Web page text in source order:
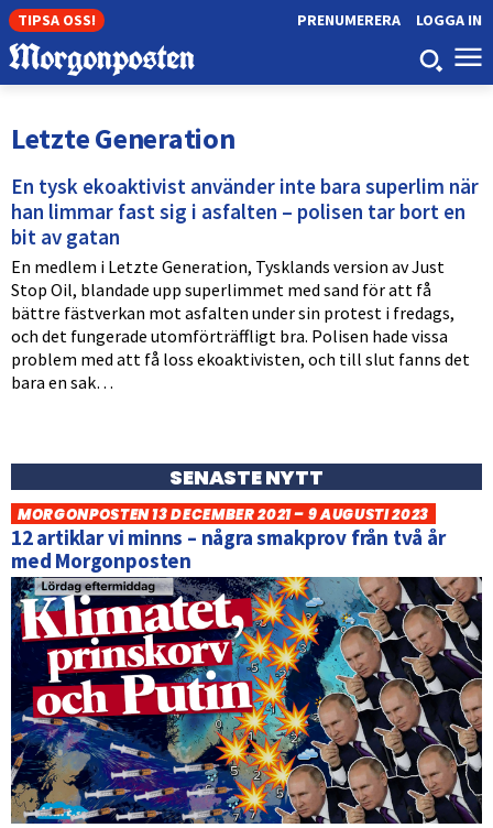
TIPSA OSS! LOGGA IN
PRENUMERERA
Letzte Generation
En tysk ekoaktivist använder inte bara superlim när
han limmar fast sig i asfalten – polisen tar bort en
bit av gatan
En medlem i Letzte Generation, Tysklands version av Just
Stop Oil, blandade upp superlimmet med sand för att få
bättre fästverkan mot asfalten under sin protest i fredags,
och det fungerade utomförträffligt bra. Polisen hade vissa
problem med att få loss ekoaktivisten, och till slut fanns det
bara en sak…
SENASTE NYTT
MORGONPOSTEN 13 DECEMBER 2021 – 9 AUGUSTI 2023
12 artiklar vi minns – några smakprov från två år
med Morgonposten